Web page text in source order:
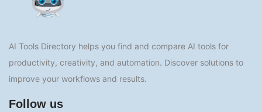
AI Tools Directory helps you find and compare AI tools for
productivity, creativity, and automation. Discover solutions to
improve your workflows and results.
Follow us